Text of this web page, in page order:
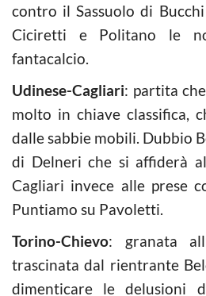
contro il Sassuolo di
Ciciretti e Politano le
fantacalcio.
Udinese-Cagliari: partita
molto in chiave classifica,
dalle sabbie mobili. Dubbio
di Delneri che si affiderà
Cagliari invece alle prese
Puntiamo su Pavoletti.
Torino-Chievo: granata
trascinata dal rientrante
dimenticare le delusioni